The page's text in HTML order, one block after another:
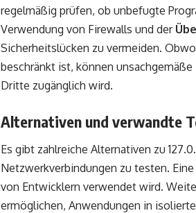
regelmäßig prüfen, ob unbefugte
Verwendung von Firewalls und der
Sicherheitslücken zu vermeiden.
beschränkt ist, können
Dritte zugänglich wird.
Alternativen und verwandte
Es gibt zahlreiche Alternativen zu
Netzwerkverbindungen zu testen.
von Entwicklern verwendet wird.
ermöglichen, Anwendungen in